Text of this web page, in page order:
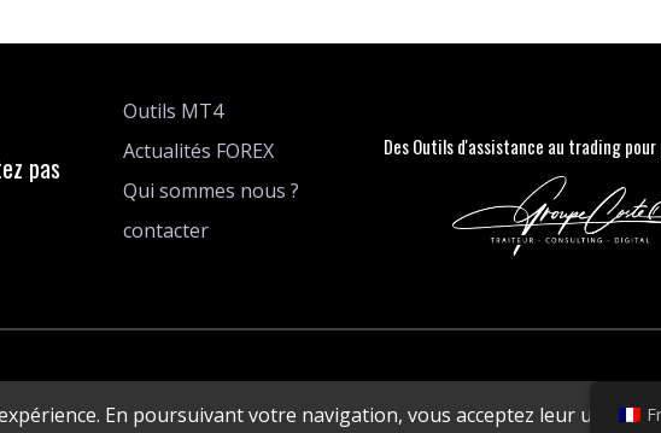
pas
Outils MT4
Actualités FOREX
Qui sommes nous ?
contacter
Des Outils d'assistance au trading
En poursuivant votre navigation, vous acceptez leur